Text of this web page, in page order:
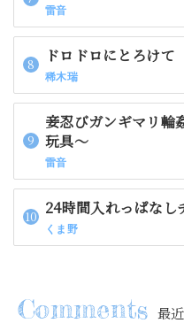
雷音
ドロドロにとろけて
稀木瑞
妾忍びガンギマリ輪
玩具～
雷音
24時間入れっぱなし
くま野
最